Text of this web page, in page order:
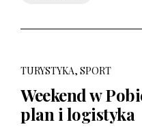
TURYSTYKA, SPORT
Weekend w
plan i logistyka